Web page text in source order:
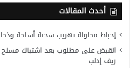
أحدث المقالات
إحباط محاولة تهريب شحنة أسلحة
ريف إدلب